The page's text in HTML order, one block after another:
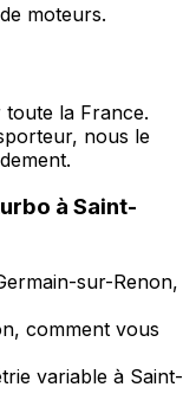
moteurs.
la France.
nous le
à Saint-
sur-Renon,
comment vous
variable à Saint-